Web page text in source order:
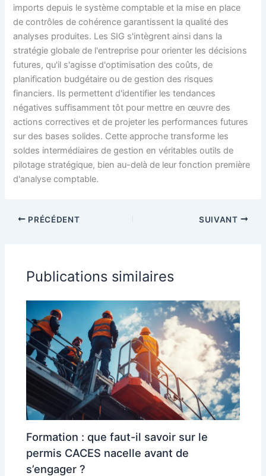
imports depuis le système comptable et la mise en place
de contrôles de cohérence garantissent la qualité des
analyses produites. Les SIG s'intègrent ainsi dans la
stratégie globale de l'entreprise pour orienter les décisions
futures, qu'il s'agisse d'optimisation des coûts, de
planification budgétaire ou de gestion des risques
financiers. Ils permettent d'identifier les tendances
négatives suffisamment tôt pour mettre en œuvre des
actions correctives et de projeter les performances futures
sur des bases solides. Cette approche transforme les
soldes intermédiaires de gestion en véritables outils de
pilotage stratégique, bien au-delà de leur fonction première
d'analyse comptable.
PRÉCÉDENT SUIVANT
Publications similaires
Formation : que faut-il savoir sur le
permis CACES nacelle avant de
s’engager ?